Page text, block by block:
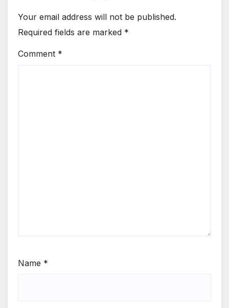
Your email address will not be published.
Required fields are marked *
Comment *
Name *